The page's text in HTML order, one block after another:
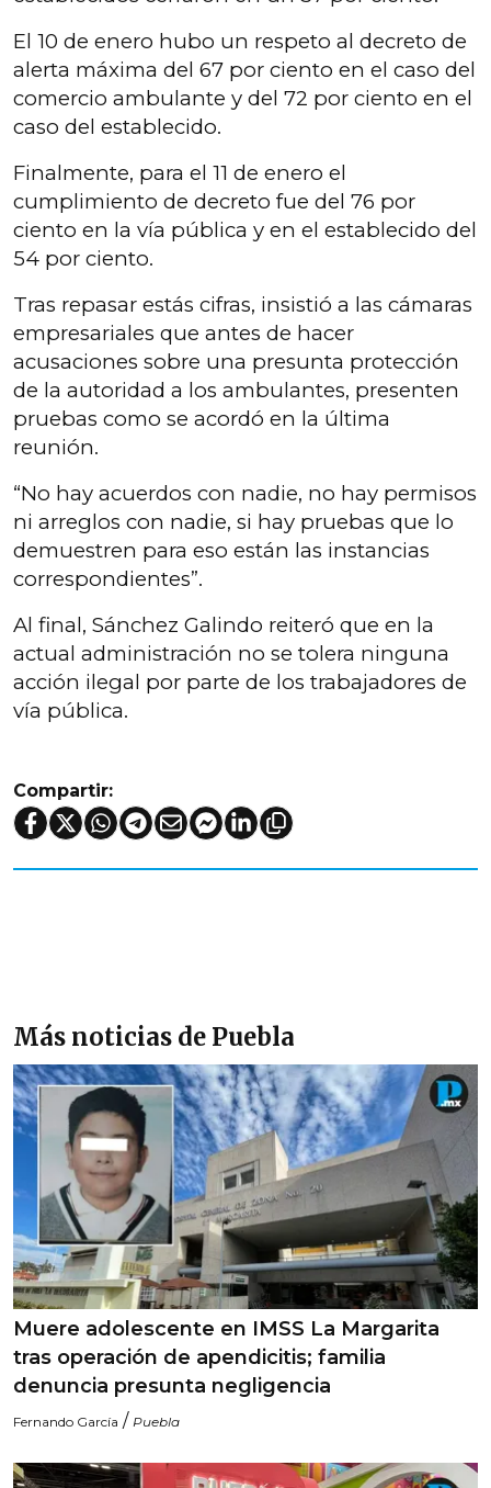
El 10 de enero hubo un respeto al decreto de
alerta máxima del 67 por ciento en el caso del
comercio ambulante y del 72 por ciento en el
caso del establecido.
Finalmente, para el 11 de enero el
cumplimiento de decreto fue del 76 por
ciento en la vía pública y en el establecido del
54 por ciento.
Tras repasar estás cifras, insistió a las cámaras
empresariales que antes de hacer
acusaciones sobre una presunta protección
de la autoridad a los ambulantes, presenten
pruebas como se acordó en la última
reunión.
“No hay acuerdos con nadie, no hay permisos
ni arreglos con nadie, si hay pruebas que lo
demuestren para eso están las instancias
correspondientes”.
Al final, Sánchez Galindo reiteró que en la
actual administración no se tolera ninguna
acción ilegal por parte de los trabajadores de
vía pública.
Compartir:
Más noticias de Puebla
Muere adolescente en IMSS La Margarita
tras operación de apendicitis; familia
denuncia presunta negligencia
Fernando García / Puebla